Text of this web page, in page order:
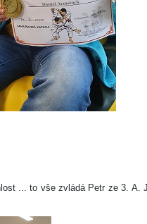
... to vše zvládá Petr ze 3. A.